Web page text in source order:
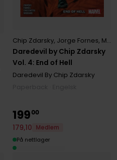
, Ariel Oliviero ,Chip
Daredevil by Chip Zdarsky
Vol. 4: End of Hell
Chip Zdarsky, Jorge Fornes, Marco Checchetto
Daredevil By Chip Zdarsky
19900
179,10
Medlem
På nettlager